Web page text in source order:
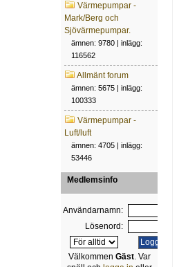
Värmepumpar -
Mark/Berg och
Sjövärmepumpar.
ämnen: 9780 | inlägg:
116562
Allmänt forum
ämnen: 5675 | inlägg:
100333
Värmepumpar -
Luft/luft
ämnen: 4705 | inlägg:
53446
Medlemsinfo
Användarnamn:
Lösenord:
Välkommen Gäst. Var